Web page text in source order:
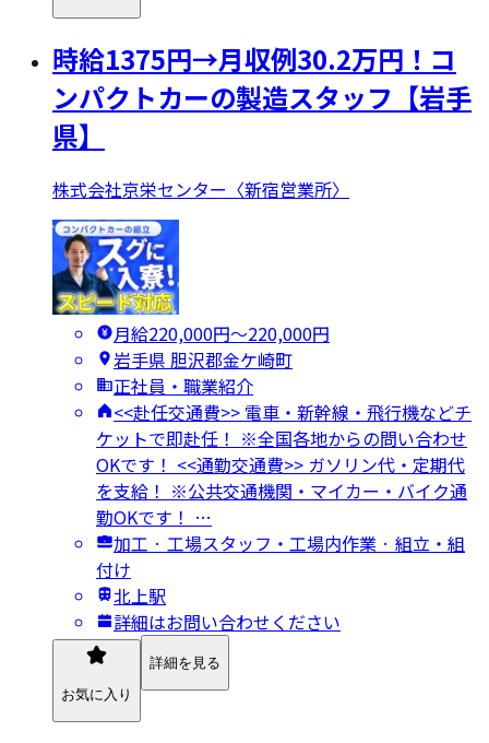
時給1375円→月収例30.2万円！コ
ンパクトカーの製造スタッフ【岩手
県】
株式会社京栄センター〈新宿営業所〉
月給220,000円〜220,000円
岩手県 胆沢郡金ケ崎町
正社員・職業紹介
<<赴任交通費>> 電車・新幹線・飛行機などチ
ケットで即赴任！ ※全国各地からの問い合わせ
OKです！ <<通勤交通費>> ガソリン代・定期代
を支給！ ※公共交通機関・マイカー・バイク通
勤OKです！ …
加工 · 工場スタッフ・工場内作業 · 組立・組
付け
北上駅
詳細はお問い合わせください
お気に入り
詳細を見る